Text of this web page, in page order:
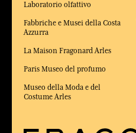
Laboratorio olfattivo
Fabbriche e Musei della Costa
Azzurra
La Maison Fragonard Arles
Paris Museo del profumo
Museo della Moda e del
Costume Arles